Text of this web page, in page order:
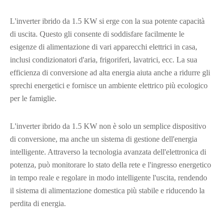
L'inverter ibrido da 1.5 KW si erge con la sua potente capacità
di uscita. Questo gli consente di soddisfare facilmente le
esigenze di alimentazione di vari apparecchi elettrici in casa,
inclusi condizionatori d'aria, frigoriferi, lavatrici, ecc. La sua
efficienza di conversione ad alta energia aiuta anche a ridurre gli
sprechi energetici e fornisce un ambiente elettrico più ecologico
per le famiglie.
L'inverter ibrido da 1.5 KW non è solo un semplice dispositivo
di conversione, ma anche un sistema di gestione dell'energia
intelligente. Attraverso la tecnologia avanzata dell'elettronica di
potenza, può monitorare lo stato della rete e l'ingresso energetico
in tempo reale e regolare in modo intelligente l'uscita, rendendo
il sistema di alimentazione domestica più stabile e riducendo la
perdita di energia.